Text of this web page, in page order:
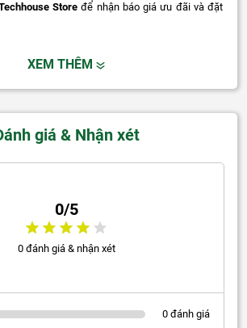
Store để nhận báo giá ưu đãi và đặt
XEM THÊM
giá & Nhận xét
0/5
0 đánh giá & nhận xét
0 đánh giá